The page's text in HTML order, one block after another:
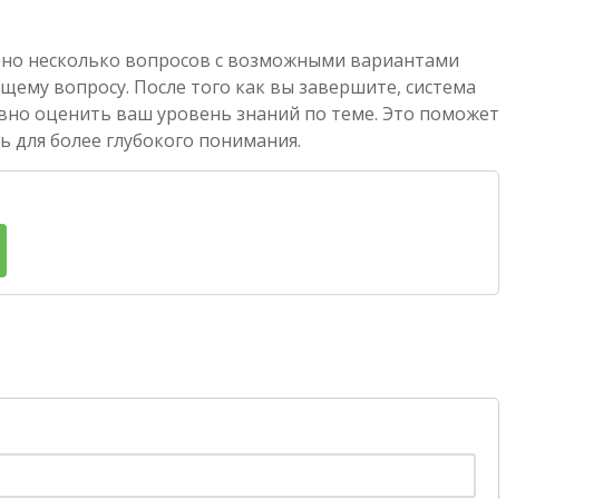
несколько вопросов с возможными вариантами
вопросу. После того как вы завершите, система
оценить ваш уровень знаний по теме. Это поможет
для более глубокого понимания.